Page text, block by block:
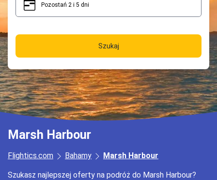
Pozostań 2 i 5 dni
Szukaj
Marsh Harbour
Flightics.com Bahamy Marsh Harbour
Szukasz najlepszej oferty na podróż do Marsh Harbour?